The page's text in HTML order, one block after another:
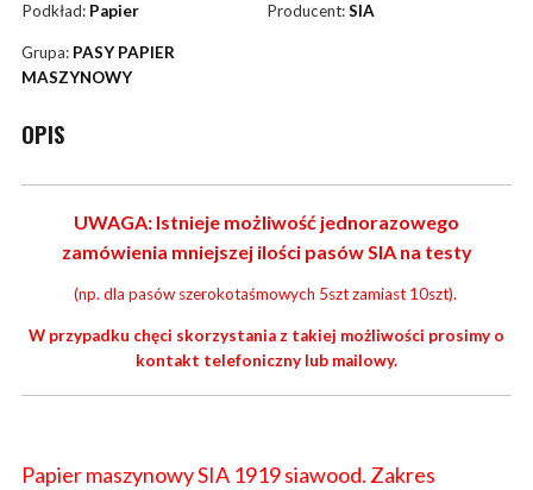
Podkład: Papier Producent:SIA
Grupa: PASY PAPIER
MASZYNOWY
OPIS
UWAGA: Istnieje możliwość jednorazowego
zamówienia mniejszej ilości pasów SIA na testy
(np. dla pasów szerokotaśmowych 5szt zamiast 10szt).
W przypadku chęci skorzystania z takiej możliwości prosimy o
kontakt telefoniczny lub mailowy.
Papier maszynowy SIA 1919 siawood. Zakres